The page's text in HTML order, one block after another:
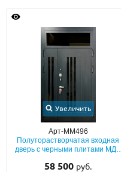
Увеличить
Арт-ММ496
Полуторастворчатая входная
дверь с черными плитами МДФ
58 500 руб.